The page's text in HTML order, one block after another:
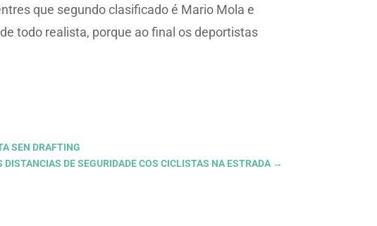
que segundo clasificado é Mario Mola e
todo realista, porque ao final os deportistas
SEN DRAFTING
DE SEGURIDADE COS CICLISTAS NA ESTRADA→